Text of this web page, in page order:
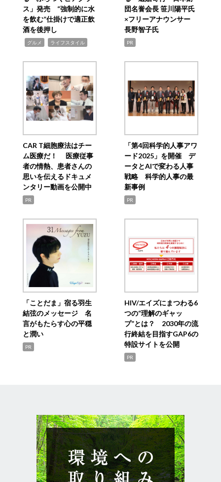
ス」発売 “強制的に水
を飲む”仕掛けで適正飲
酒を後押し
グルメ ライフスタイル
団名誉会長 笹川陽平氏
×フリーアナウンサー
長野智子氏
PR
CAR T細胞療法はチー
ム医療だ！ 医療従事
者の情熱、患者さんの
思いを伝えるドキュメ
ンタリー動画を公開中
PR
「第4回科学的人事アワ
ード2025」を開催 デ
ータとAIで変わる人事
戦略 科学的人事の最
新事例
PR
「ことだま」宿る羽生
結弦のメッセージ 名
言がもたらす心の平穏
と潤い
PR
HIV/エイズにまつわる6
つの“理解のギャッ
プ”とは？ 2030年の流
行終結を目指すGAP6の
特設サイトを公開
PR